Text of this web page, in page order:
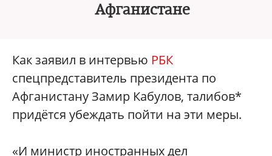
Афганистане
Как заявил в интервью РБК
спецпредставитель президента по
Афганистану Замир Кабулов, талибов*
придётся убеждать пойти на эти меры.
«И министр иностранных дел